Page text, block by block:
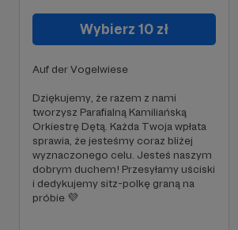
Wybierz 10 zł
Auf der Vogelwiese
Dziękujemy, że razem z nami
tworzysz Parafialną Kamiliańską
Orkiestrę Dętą. Każda Twoja wpłata
sprawia, że jesteśmy coraz bliżej
wyznaczonego celu. Jesteś naszym
dobrym duchem! Przesyłamy uściski
i dedykujemy sitz-polkę graną na
próbie 💜